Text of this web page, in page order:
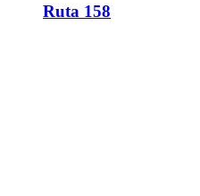
Ruta 158